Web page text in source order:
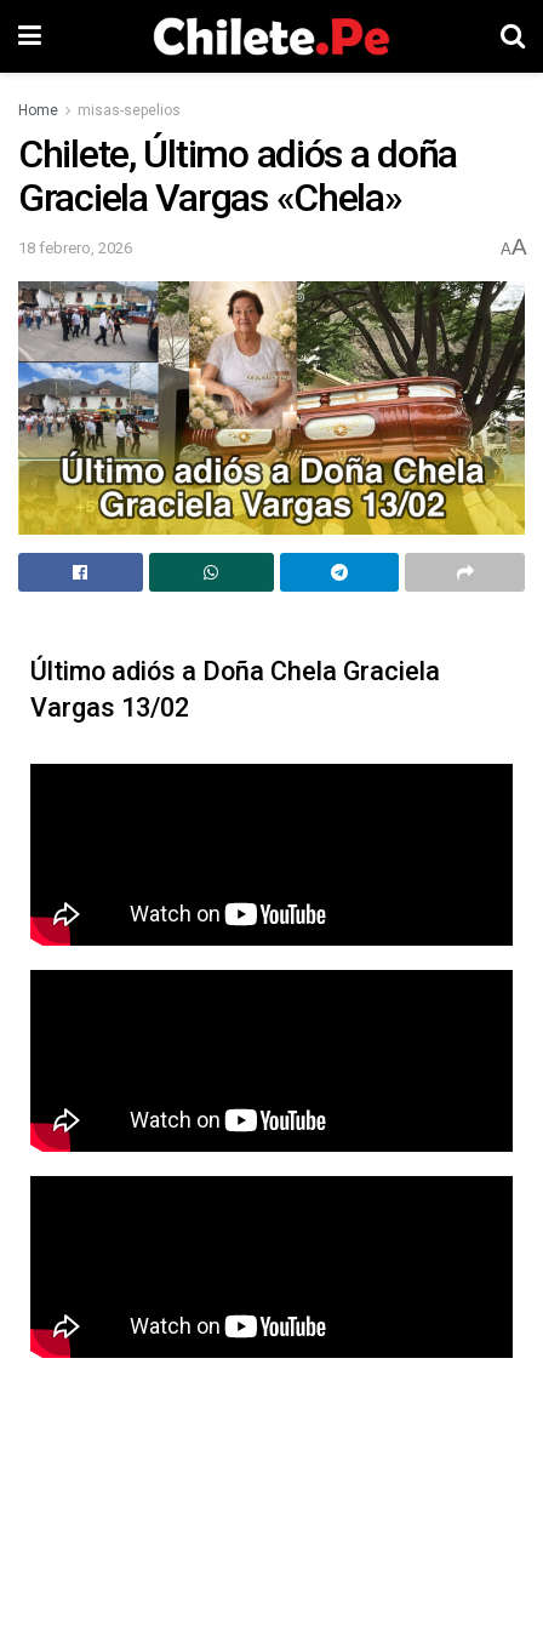
Home misas-sepelios
Chilete, Último adiós a doña
Graciela Vargas «Chela»
18 febrero, 2026 AA
Último adiós a Doña Chela Graciela
Vargas 13/02